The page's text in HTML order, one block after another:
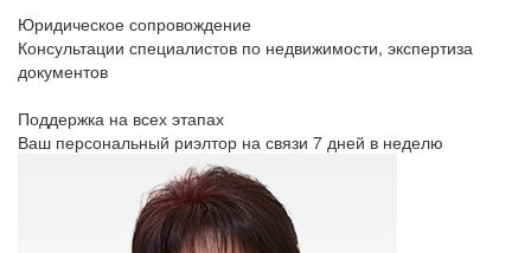
Юридическое сопровождение
Консультации специалистов по недвижимости, экспертиза
документов
Поддержка на всех этапах
Ваш персональный риэлтор на связи 7 дней в неделю